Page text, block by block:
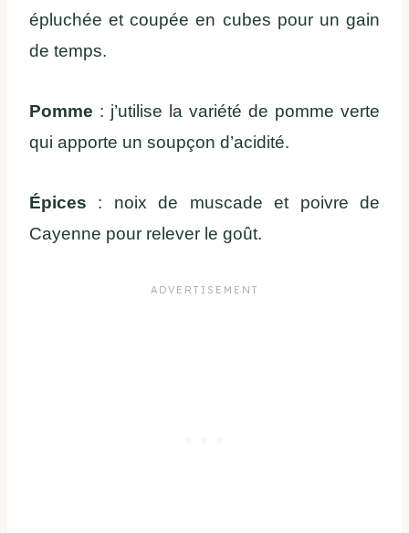
épluchée et coupée en cubes pour un gain
de temps.
Pomme : j’utilise la variété de pomme verte
qui apporte un soupçon d’acidité.
Épices : noix de muscade et poivre de
Cayenne pour relever le goût.